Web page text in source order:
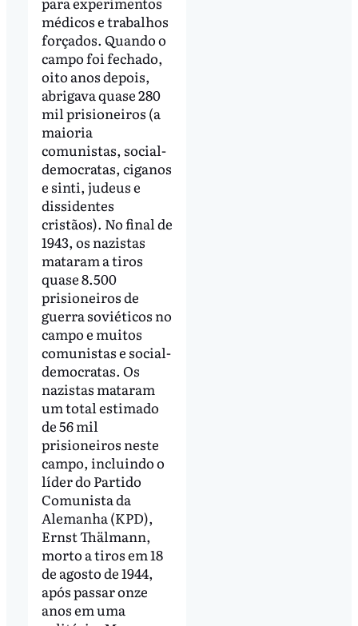
médicos e trabalhos
forçados. Quando o
campo foi fechado,
oito anos depois,
abrigava quase 280
mil prisioneiros (a
maioria
comunistas, social-
democratas, ciganos
e sinti, judeus e
dissidentes
cristãos). No final de
1943, os nazistas
mataram a tiros
quase 8.500
prisioneiros de
guerra soviéticos no
campo e muitos
comunistas e social-
democratas. Os
nazistas mataram
um total estimado
de 56 mil
prisioneiros neste
campo, incluindo o
líder do Partido
Comunista da
Alemanha (KPD),
Ernst Thälmann,
morto a tiros em 18
de agosto de 1944,
após passar onze
anos em uma